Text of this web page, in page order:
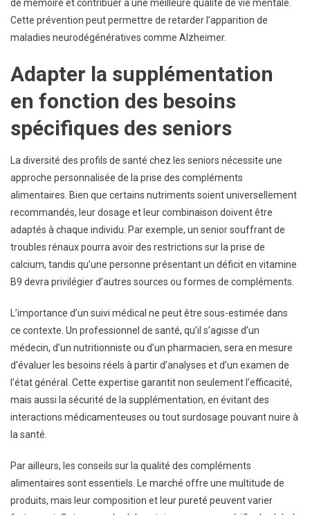
de mémoire et contribuer à une meilleure qualité de vie mentale.
Cette prévention peut permettre de retarder l’apparition de
maladies neurodégénératives comme Alzheimer.
Adapter la supplémentation
en fonction des besoins
spécifiques des seniors
La diversité des profils de santé chez les seniors nécessite une
approche personnalisée de la prise des compléments
alimentaires. Bien que certains nutriments soient universellement
recommandés, leur dosage et leur combinaison doivent être
adaptés à chaque individu. Par exemple, un senior souffrant de
troubles rénaux pourra avoir des restrictions sur la prise de
calcium, tandis qu’une personne présentant un déficit en vitamine
B9 devra privilégier d’autres sources ou formes de compléments.
L’importance d’un suivi médical ne peut être sous-estimée dans
ce contexte. Un professionnel de santé, qu’il s’agisse d’un
médecin, d’un nutritionniste ou d’un pharmacien, sera en mesure
d’évaluer les besoins réels à partir d’analyses et d’un examen de
l’état général. Cette expertise garantit non seulement l’efficacité,
mais aussi la sécurité de la supplémentation, en évitant des
interactions médicamenteuses ou tout surdosage pouvant nuire à
la santé.
Par ailleurs, les conseils sur la qualité des compléments
alimentaires sont essentiels. Le marché offre une multitude de
produits, mais leur composition et leur pureté peuvent varier